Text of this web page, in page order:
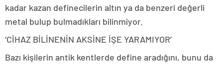
kadar kazan definecilerin altın ya da benzeri değerli
metal bulup bulmadıkları bilinmiyor.
‘CİHAZ BİLİNENİN AKSİNE İŞE YARAMIYOR’
Bazı kişilerin antik kentlerde define aradığını, bunu da